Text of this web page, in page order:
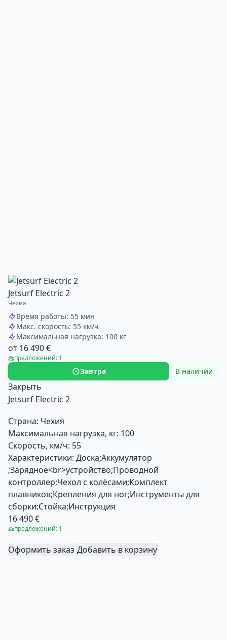
Jetsurf Electric 2
Чехия
Время работы: 55 мин
Макс. скорость: 55 км/ч
Максимальная нагрузка: 100 кг
от 16 490 €
предложений: 1
Завтра В наличии
Закрыть
Jetsurf Electric 2
Страна: Чехия
Максимальная нагрузка, кг: 100
Скорость, км/ч: 55
Характеристики: Доска;Аккумулятор
;Зарядное<br>устройство;Проводной
контроллер;Чехол с колёсами;Комплект
плавников;Крепления для ног;Инструменты для
сборки;Стойка;Инструкция
16 490 €
предложений: 1
Оформить заказ Добавить в корзину